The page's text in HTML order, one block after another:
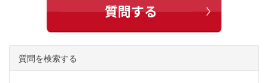
質問を検索する